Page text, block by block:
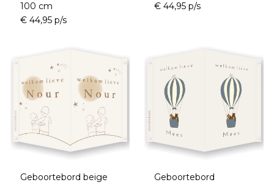
100 cm
€ 44,95 p/s
€ 44,95 p/s
Geboortebord beige
Geboortebord